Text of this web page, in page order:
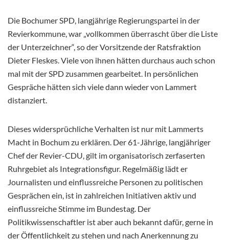
Die Bochumer SPD, langjährige Regierungspartei in der
Revierkommune, war „vollkommen überrascht über die Liste
der Unterzeichner“, so der Vorsitzende der Ratsfraktion
Dieter Fleskes. Viele von ihnen hätten durchaus auch schon
mal mit der SPD zusammen gearbeitet. In persönlichen
Gespräche hätten sich viele dann wieder von Lammert
distanziert.
Dieses widersprüchliche Verhalten ist nur mit Lammerts
Macht in Bochum zu erklären. Der 61-Jährige, langjähriger
Chef der Revier-CDU, gilt im organisatorisch zerfaserten
Ruhrgebiet als Integrationsfigur. Regelmäßig lädt er
Journalisten und einflussreiche Personen zu politischen
Gesprächen ein, ist in zahlreichen Initiativen aktiv und
einflussreiche Stimme im Bundestag. Der
Politikwissenschaftler ist aber auch bekannt dafür, gerne in
der Öffentlichkeit zu stehen und nach Anerkennung zu